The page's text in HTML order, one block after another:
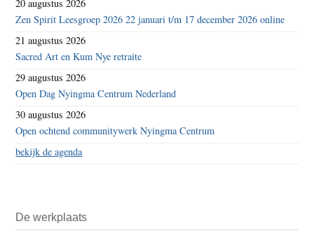
20 augustus 2026
Zen Spirit Leesgroep 2026 22 januari t/m 17 december 2026 online
21 augustus 2026
Sacred Art en Kum Nye retraite
29 augustus 2026
Open Dag Nyingma Centrum Nederland
30 augustus 2026
Open ochtend communitywerk Nyingma Centrum
bekijk de agenda
De werkplaats